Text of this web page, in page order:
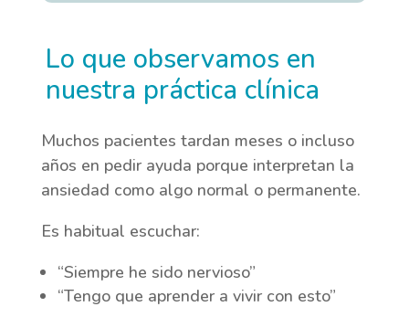
Lo que observamos en
nuestra práctica clínica
Muchos pacientes tardan meses o incluso
años en pedir ayuda porque interpretan la
ansiedad como algo normal o permanente.
Es habitual escuchar:
“Siempre he sido nervioso”
“Tengo que aprender a vivir con esto”